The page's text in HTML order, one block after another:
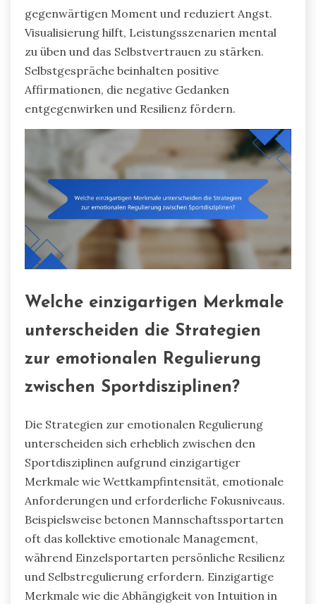
gegenwärtigen Moment und reduziert Angst.
Visualisierung hilft, Leistungsszenarien mental
zu üben und das Selbstvertrauen zu stärken.
Selbstgespräche beinhalten positive
Affirmationen, die negative Gedanken
entgegenwirken und Resilienz fördern.
Welche einzigartigen Merkmale
unterscheiden die Strategien
zur emotionalen Regulierung
zwischen Sportdisziplinen?
Die Strategien zur emotionalen Regulierung
unterscheiden sich erheblich zwischen den
Sportdisziplinen aufgrund einzigartiger
Merkmale wie Wettkampfintensität, emotionale
Anforderungen und erforderliche Fokusniveaus.
Beispielsweise betonen Mannschaftssportarten
oft das kollektive emotionale Management,
während Einzelsportarten persönliche Resilienz
und Selbstregulierung erfordern. Einzigartige
Merkmale wie die Abhängigkeit von Intuition in